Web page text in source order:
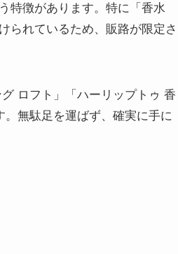
特徴があります。特に「香水
られているため、販路が限定さ
ロフト」「ハーリップトゥ 香
無駄足を運ばず、確実に手に